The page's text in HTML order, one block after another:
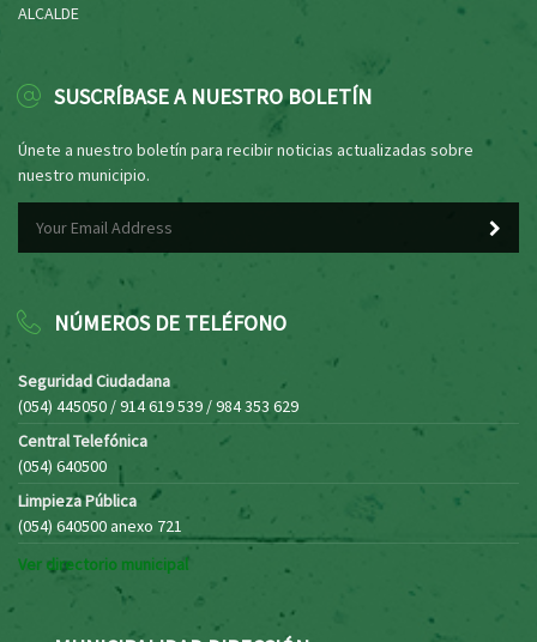
ALCALDE
SUSCRÍBASE A NUESTRO BOLETÍN
Únete a nuestro boletín para recibir noticias actualizadas sobre
nuestro municipio.
NÚMEROS DE TELÉFONO
Seguridad Ciudadana
(054) 445050 / 914 619 539 / 984 353 629
Central Telefónica
(054) 640500
Limpieza Pública
(054) 640500 anexo 721
Ver directorio municipal